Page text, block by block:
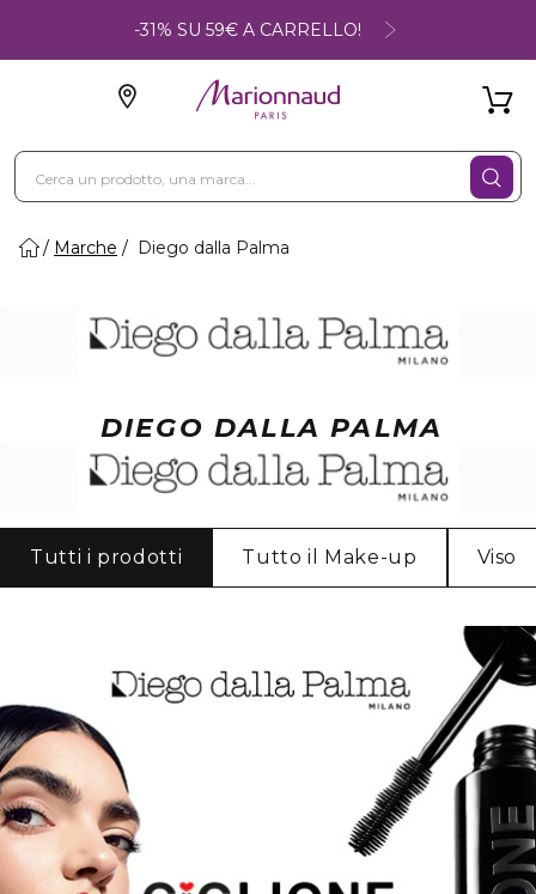
-31% SU 59€ A CARRELLO!
Marche Diego dalla Palma
DIEGO DALLA PALMA
Tutti i prodotti Tutto il Make-up Viso